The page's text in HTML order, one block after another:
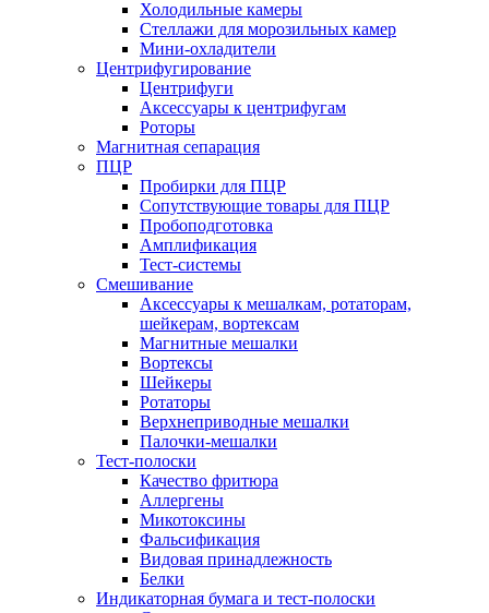
Холодильные камеры
Стеллажи для морозильных камер
Мини-охладители
Центрифугирование
Центрифуги
Аксессуары к центрифугам
Роторы
Магнитная сепарация
ПЦР
Пробирки для ПЦР
Сопутствующие товары для ПЦР
Пробоподготовка
Амплификация
Тест-системы
Смешивание
Аксессуары к мешалкам, ротаторам,
шейкерам, вортексам
Магнитные мешалки
Вортексы
Шейкеры
Ротаторы
Верхнеприводные мешалки
Палочки-мешалки
Тест-полоски
Качество фритюра
Аллергены
Микотоксины
Фальсификация
Видовая принадлежность
Белки
Индикаторная бумага и тест-полоски